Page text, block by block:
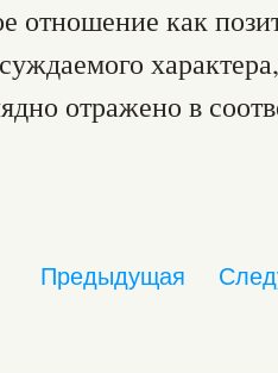
отношение как
отражено в
Предыдущая